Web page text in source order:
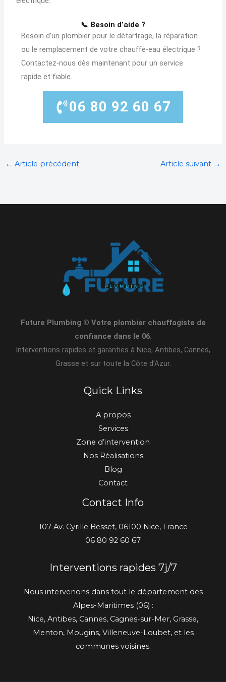
📞 Besoin d’aide ?
Besoin d’un plombier pour le détartrage, la réparation
ou le remplacement de votre chauffe-eau électrique ?
Contactez-nous dès maintenant pour un service
rapide et fiable.
06 80 92 60 67
← Article précédent Article suivant →
Future Plumbing © Votre plombier chauffagiste de
confiance dans le 06.
Interventions rapides et garanties à Nice, Antibes, Cannes,
Grasse et sur toute la Côte d’Azur.
Quick Links
A propos
Services
Zone d’intervention
Nos Réalisations
Blog
Contact
Contact Info
107 Av. Cyrille Besset, 06100 Nice, France
06 80 92 60 67
Interventions rapides 7j/7
Nous intervenons dans tout le département des
Alpes-Maritimes (06) :
Nice, Antibes, Cannes, Cagnes-sur-Mer, Grasse,
Menton, Mougins, Villeneuve-Loubet, et les
communes voisines.